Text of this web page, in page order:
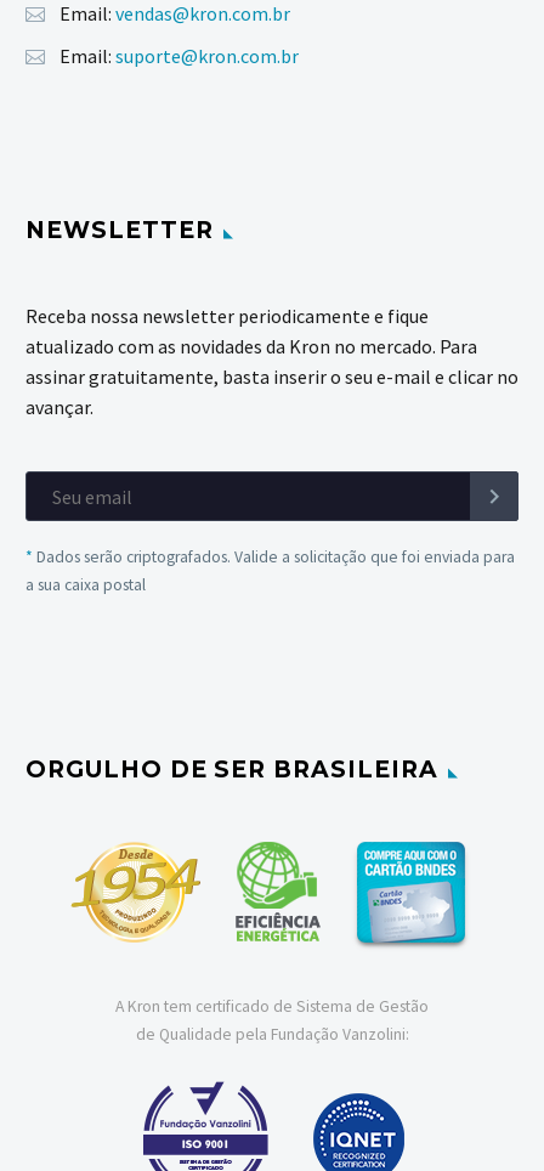
Email: vendas@kron.com.br
Email: suporte@kron.com.br
NEWSLETTER
Receba nossa newsletter periodicamente e fique
atualizado com as novidades da Kron no mercado. Para
assinar gratuitamente, basta inserir o seu e-mail e clicar no
avançar.
* Dados serão criptografados. Valide a solicitação que foi enviada para
a sua caixa postal
ORGULHO DE SER BRASILEIRA
A Kron tem certificado de Sistema de Gestão
de Qualidade pela Fundação Vanzolini: